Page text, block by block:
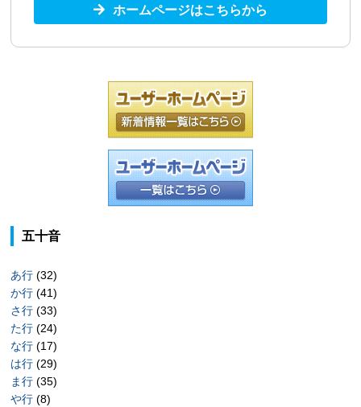
ホームページはこちらから
五十音
あ行 (32)
か行 (41)
さ行 (33)
た行 (24)
な行 (17)
は行 (29)
ま行 (35)
や行 (8)